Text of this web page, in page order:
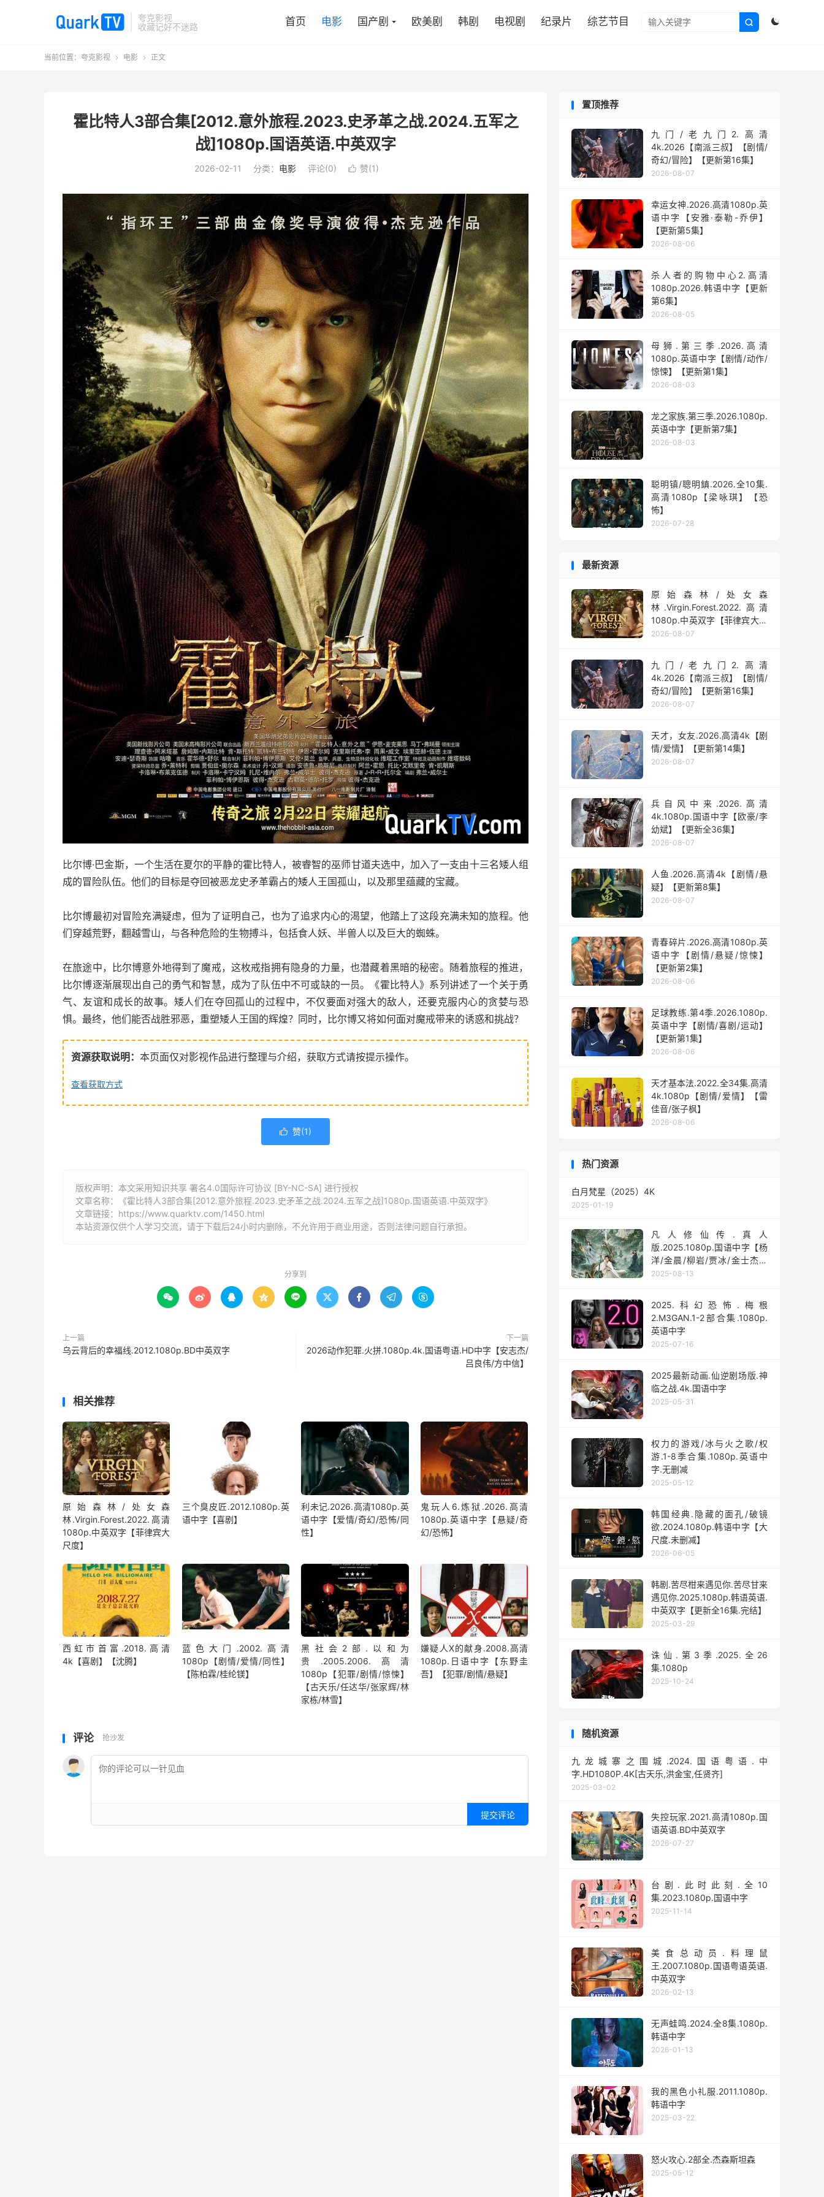
夸克影视
收藏记好不迷路


首页 电影 国产剧 欧美剧 韩剧 电视剧 纪录片 综艺节目
当前位置： 夸克影视  电影  正文
霍比特人3部合集[2012.意外旅程.2023.史矛革之战.2024.五军之
战]1080p.国语英语.中英双字
2026-02-11 分类： 电影 评论(0)  赞(1)
比尔博·巴金斯，一个生活在夏尔的平静的霍比特人，被睿智的巫师甘道夫选中，加入了一支由十三名矮人组
成的冒险队伍。他们的目标是夺回被恶龙史矛革霸占的矮人王国孤山，以及那里蕴藏的宝藏。
比尔博最初对冒险充满疑虑，但为了证明自己，也为了追求内心的渴望，他踏上了这段充满未知的旅程。他
们穿越荒野，翻越雪山，与各种危险的生物搏斗，包括食人妖、半兽人以及巨大的蜘蛛。
在旅途中，比尔博意外地得到了魔戒，这枚戒指拥有隐身的力量，也潜藏着黑暗的秘密。随着旅程的推进，
比尔博逐渐展现出自己的勇气和智慧，成为了队伍中不可或缺的一员。《霍比特人》系列讲述了一个关于勇
气、友谊和成长的故事。矮人们在夺回孤山的过程中，不仅要面对强大的敌人，还要克服内心的贪婪与恐
惧。最终，他们能否战胜邪恶，重塑矮人王国的辉煌？同时，比尔博又将如何面对魔戒带来的诱惑和挑战？
资源获取说明： 本页面仅对影视作品进行整理与介绍，获取方式请按提示操作。
查看获取方式
 赞(1)
版权声明：本文采用知识共享 署名4.0国际许可协议 [BY-NC-SA] 进行授权
文章名称：《霍比特人3部合集[2012.意外旅程.2023.史矛革之战.2024.五军之战]1080p.国语英语.中英双字》
文章链接： https://www.quarktv.com/1450.html
本站资源仅供个人学习交流，请于下载后24小时内删除，不允许用于商业用途，否则法律问题自行承担。
分享到
        
上一篇
乌云背后的幸福线.2012.1080p.BD中英双字
下一篇
2026动作犯罪.火拼.1080p.4k.国语粤语.HD中字【安志杰/
吕良伟/方中信】
相关推荐
原始森林/处女森
林.Virgin.Forest.2022.高清
1080p.中英双字【菲律宾大
尺度】
三个臭皮匠.2012.1080p.英
语中字【喜剧】
利未记.2026.高清1080p.英
语中字【爱情/奇幻/恐怖/同
性】
鬼玩人6.炼狱.2026.高清
1080p.英语中字【悬疑/奇
幻/恐怖】
西虹市首富.2018.高清
4k【喜剧】【沈腾】
蓝色大门.2002.高清
1080p【剧情/爱情/同性】
【陈柏霖/桂纶镁】
黑社会2部.以和为
贵.2005.2006.高清
1080p【犯罪/剧情/惊悚】
【古天乐/任达华/张家辉/林
家栋/林雪】
嫌疑人X的献身.2008.高清
1080p.日语中字【东野圭
吾】【犯罪/剧情/悬疑】
评论 抢沙发
提交评论
置顶推荐
九门/老九门2.高清
4k.2026【南派三叔】【剧情/
奇幻/冒险】【更新第16集】
2026-08-07
幸运女神.2026.高清1080p.英
语中字【安雅·泰勒-乔伊】
【更新第5集】
2026-08-06
杀人者的购物中心2.高清
1080p.2026.韩语中字【更新
第6集】
2026-08-05
母狮.第三季.2026.高清
1080p.英语中字【剧情/动作/
惊悚】【更新第1集】
2026-08-03
龙之家族.第三季.2026.1080p.
英语中字【更新第7集】
2026-08-03
聪明镇/聰明鎮.2026.全10集.
高清1080p【梁咏琪】【恐
怖】
2026-07-28
最新资源
原始森林/处女森
林.Virgin.Forest.2022.高清
1080p.中英双字【菲律宾大尺
度】
2026-08-07
九门/老九门2.高清
4k.2026【南派三叔】【剧情/
奇幻/冒险】【更新第16集】
2026-08-07
天才，女友.2026.高清4k【剧
情/爱情】【更新第14集】
2026-08-07
兵自风中来‎.2026.高清
4k.1080p.国语中字【欧豪/李
幼斌】【更新全36集】
2026-08-07
人鱼.2026.高清4k【剧情/悬
疑】【更新第8集】
2026-08-07
青春碎片.2026.高清1080p.英
语中字【剧情/悬疑/惊悚】
【更新第2集】
2026-08-06
足球教练.第4季.2026.1080p.
英语中字【剧情/喜剧/运动】
【更新第1集】
2026-08-06
天才基本法.2022.全34集.高清
4k.1080p【剧情/爱情】【雷
佳音/张子枫】
2026-08-06
热门资源
白月梵星（2025）4K
2025-01-19
凡人修仙传.真人
版.2025.1080p.国语中字【杨
洋/金晨/柳岩/贾冰/金士杰】
【全30集】
2025-08-13
2025.科幻恐怖.梅根
2.M3GAN.1-2部合集.1080p.
英语中字
2025-07-16
2025最新动画.仙逆剧场版.神
临之战.4k.国语中字
2025-05-31
权力的游戏/冰与火之歌/权
游.1-8季合集.1080p.英语中
字.无删减
2025-05-12
韩国经典.隐藏的面孔/破镜
欲.2024.1080p.韩语中字【大
尺度.未删减】
2026-06-05
韩剧.苦尽柑来遇见你.苦尽甘来
遇见你.2025.1080p.韩语英语.
中英双字【更新全16集.完结】
2025-03-29
诛仙.第3季.2025.全26
集.1080p
2025-10-24
随机资源
九龙城寨之围城.2024.国语粤语.中
字.HD1080P.4K[古天乐,洪金宝,任贤齐]
2025-03-02
失控玩家.2021.高清1080p.国
语英语.BD中英双字
2026-07-27
台剧.此时此刻.全10
集.2023.1080p.国语中字
2025-11-14
美食总动员.料理鼠
王.2007.1080p.国语粤语英语.
中英双字
2026-02-13
无声蛙鸣.2024.全8集.1080p.
韩语中字
2026-01-13
我的黑色小礼服.2011.1080p.
韩语中字
2025-03-22
怒火攻心.2部全.杰森斯坦森
2025-05-12